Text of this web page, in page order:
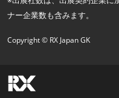
ナー企業数も含みます。
Copyright © RX Japan GK